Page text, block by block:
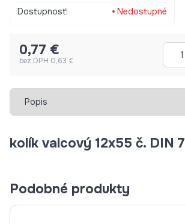
Dostupnosť:
Nedostupné
0,77 €
bez DPH 0,63 €
Vybrať záložku
kolík valcový 12x55 č. DIN 7
Podobné produkty